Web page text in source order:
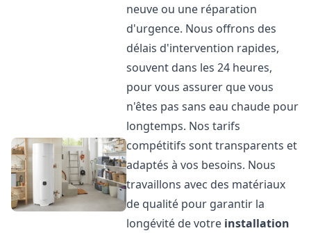
neuve ou une réparation
d'urgence. Nous offrons des
délais d'intervention rapides,
souvent dans les 24 heures,
pour vous assurer que vous
n'êtes pas sans eau chaude pour
longtemps. Nos tarifs
compétitifs sont transparents et
adaptés à vos besoins. Nous
travaillons avec des matériaux
de qualité pour garantir la
longévité de votre installation